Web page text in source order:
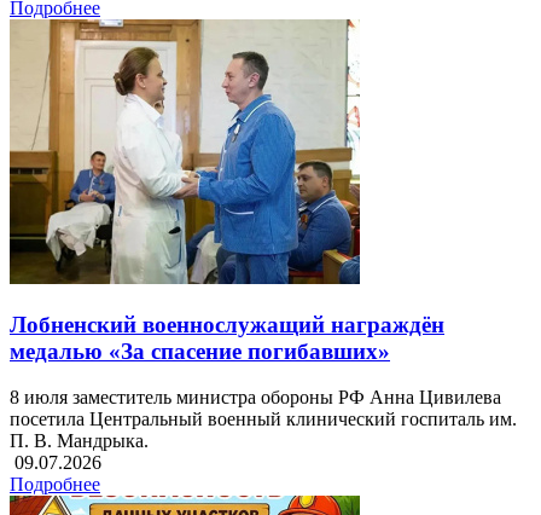
Подробнее
Лобненский военнослужащий награждён
медалью «За спасение погибавших»
8 июля заместитель министра обороны РФ Анна Цивилева
посетила Центральный военный клинический госпиталь им.
П. В. Мандрыка.
09.07.2026
Подробнее